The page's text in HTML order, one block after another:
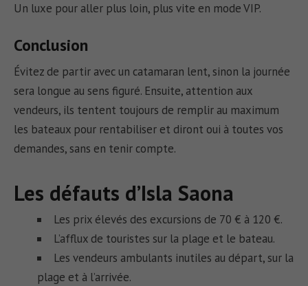
Un luxe pour aller plus loin, plus vite en mode VIP.
Conclusion
Évitez de partir avec un catamaran lent, sinon la journée
sera longue au sens figuré. Ensuite, attention aux
vendeurs, ils tentent toujours de remplir au maximum
les bateaux pour rentabiliser et diront oui à toutes vos
demandes, sans en tenir compte.
Les défauts d’Isla Saona
Les prix élevés des excursions de 70 € à 120 €.
L’afflux de touristes sur la plage et le bateau.
Les vendeurs ambulants inutiles au départ, sur la
plage et à l’arrivée.